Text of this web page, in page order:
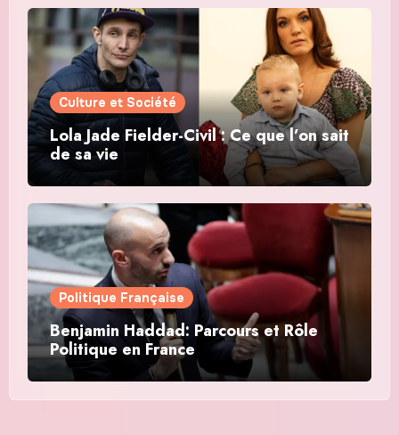
Culture et Société
Lola Jade Fielder-Civil : Ce que l’on sait
de sa vie
Politique Française
Benjamin Haddad: Parcours et Rôle
Politique en France